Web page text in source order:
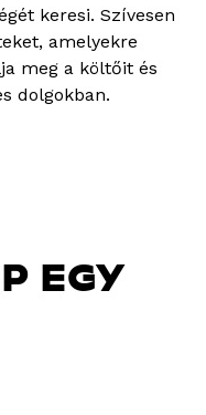
keresi. Szívesen
amelyekre
meg a költőit és
dolgokban.
EGY